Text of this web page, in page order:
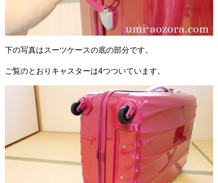
下の写真はスーツケースの底の部分です。
ご覧のとおりキャスターは4つついています。